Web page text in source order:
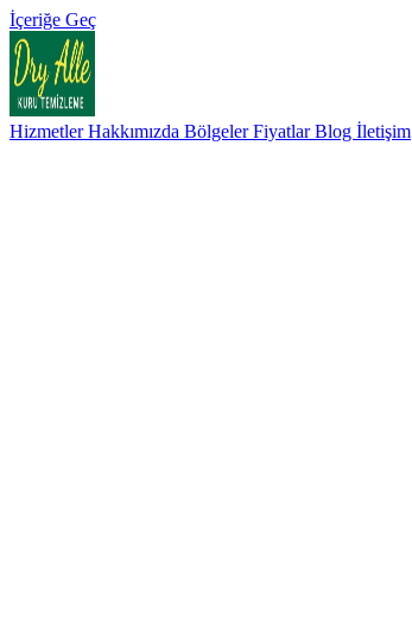
İçeriğe Geç
HizmetlerHakkımızda BölgelerFiyatlarBlog İletişim